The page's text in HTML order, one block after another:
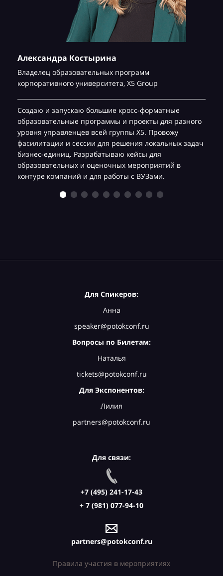
Александра Костырина
Владелец образовательных программ
корпоративного университета, Х5 Group
Создаю и запускаю большие кросс-форматные
образовательные программы и проекты для разного
уровня управленцев всей группы Х5. Провожу
фасилитации и сессии для решения локальных задач
бизнес-единиц. Разрабатываю кейсы для
образовательных и оценочных мероприятий в
контуре компаний и для работы с ВУЗами.
Для Спикеров:
Анна
speaker@potokconf.ru
Вопросы по Билетам:
Наталья
tickets@potokconf.ru
Для Экспонентов:
Лилия
partners@potokconf.ru
Для связи:
+7 (495) 241-17-43
+ 7 (981) 077-94-10
partners@potokconf.ru
Правила участия в мероприятиях